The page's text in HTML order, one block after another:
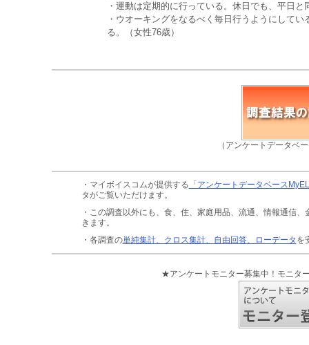
・運動は定期的に行っている。休日でも、平日
・ウオーキングをなるべく毎日行うようにして
る。（女性76歳）
（アンケートデータベ
・マイボイスコムが提供する 「アンケートデータベース
タがご覧いただけます。
・この調査以外にも、食、住、家庭用品、流通、情報通信、
きます。
・各調査の単純集計、クロス集計、自由回答、ローデータ を
★アンケートモニター募集中！モニタ